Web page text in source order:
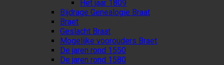
Het jaar 1809
Bijdrage Genealogie Braat
Braet
Geslacht Braat
Mogelijke voorouders Braet
De jaren rond 1550
De jaren rond 1580